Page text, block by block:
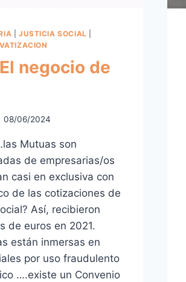
JUSTICIA SOCIAL
negocio de
08/06/2024
Mutuas son
de empresarias/os
casi en exclusiva con
de las cotizaciones de
Así, recibieron
de euros en 2021.
están inmersas en
por uso fraudulento
….existe un Convenio